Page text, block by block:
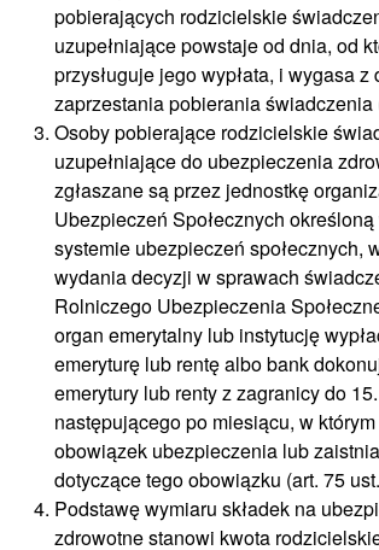
pobierających rodzicielskie
uzupełniające powstaje od dnia, od
przysługuje jego wypłata, i wygasa z
zaprzestania pobierania świadczenia
Osoby pobierające rodzicielskie
uzupełniające do ubezpieczenia
zgłaszane są przez jednostkę
Ubezpieczeń Społecznych
systemie ubezpieczeń społecznych,
wydania decyzji w sprawach
Rolniczego Ubezpieczenia
organ emerytalny lub instytucję
emeryturę lub rentę albo bank
emerytury lub renty z zagranicy do
następującego po miesiącu, w którym
obowiązek ubezpieczenia lub
dotyczące tego obowiązku (art. 75
Podstawę wymiaru składek na
zdrowotne stanowi kwota